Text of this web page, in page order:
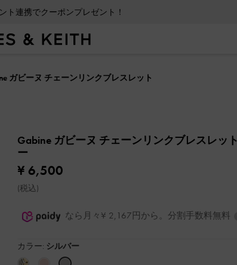
ト連携でクーポンプレゼント！
ガビーヌ チェーンリンクブレスレット
Gabine ガビーヌ チェーンリンクブレスレット
ー
¥ 6,500
(税込)
なら月々¥ 2,167円から。分割手数料無料
カラー: シルバー